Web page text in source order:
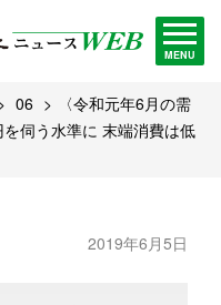
MENU
06
〈令和元年6月の需
伺う水準に 末端消費は低
2019年6月5日